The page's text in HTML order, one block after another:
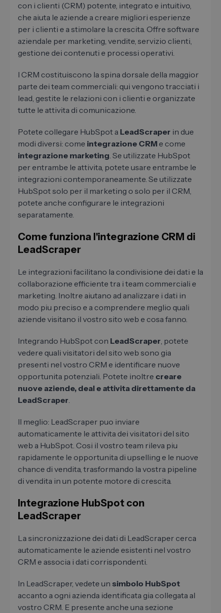
con i clienti (CRM) potente, integrato e intuitivo,
che aiuta le aziende a creare migliori esperienze
per i clienti e a stimolare la crescita. Offre software
aziendale per marketing, vendite, servizio clienti,
gestione dei contenuti e processi operativi.
I CRM costituiscono la spina dorsale della maggior
parte dei team commerciali: qui vengono tracciati i
lead, gestite le relazioni con i clienti e organizzate
tutte le attivita di comunicazione.
Potete collegare HubSpot a LeadScraper in due
modi diversi: come integrazione CRM e come
integrazione marketing. Se utilizzate HubSpot
per entrambe le attivita, potete usare entrambe le
integrazioni contemporaneamente. Se utilizzate
HubSpot solo per il marketing o solo per il CRM,
potete anche configurare le integrazioni
separatamente.
Come funziona l'integrazione CRM di
LeadScraper
Le integrazioni facilitano la condivisione dei dati e la
collaborazione efficiente tra i team commerciali e
marketing. Inoltre aiutano ad analizzare i dati in
modo piu preciso e a comprendere meglio quali
aziende visitano il vostro sito web e cosa fanno.
Integrando HubSpot con LeadScraper, potete
vedere quali visitatori del sito web sono gia
presenti nel vostro CRM e identificare nuove
opportunita potenziali. Potete inoltre creare
nuove aziende, deal e attivita direttamente da
LeadScraper.
Il meglio: LeadScraper puo inviare
automaticamente le attivita dei visitatori del sito
web a HubSpot. Cosi il vostro team rileva piu
rapidamente le opportunita di upselling e le nuove
chance di vendita, trasformando la vostra pipeline
di vendita in un potente motore di crescita.
Integrazione HubSpot con
LeadScraper
La sincronizzazione dei dati di LeadScraper cerca
automaticamente le aziende esistenti nel vostro
CRM e associa i dati corrispondenti.
In LeadScraper, vedete un simbolo HubSpot
accanto a ogni azienda identificata gia collegata al
vostro CRM. E presente anche una sezione